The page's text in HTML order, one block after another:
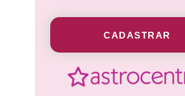
CADASTRAR